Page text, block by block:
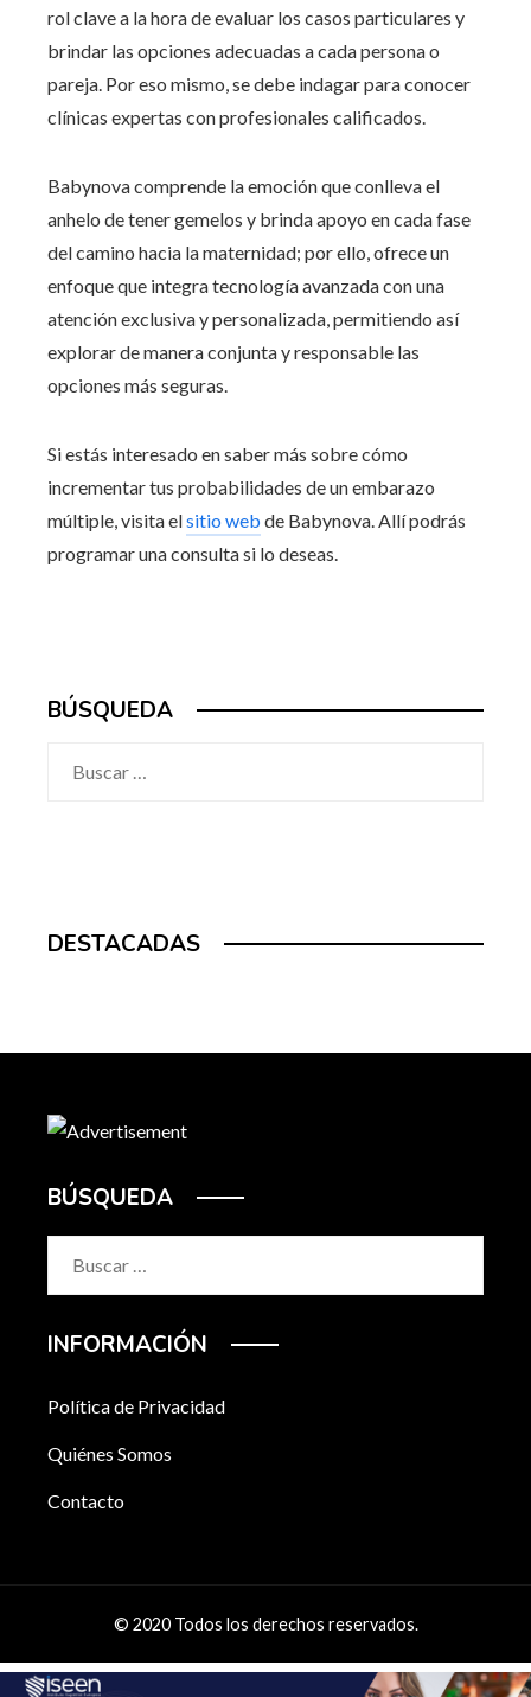
rol clave a la hora de evaluar los casos particulares y
brindar las opciones adecuadas a cada persona o
pareja. Por eso mismo, se debe indagar para conocer
clínicas expertas con profesionales calificados.
Babynova comprende la emoción que conlleva el
anhelo de tener gemelos y brinda apoyo en cada fase
del camino hacia la maternidad; por ello, ofrece un
enfoque que integra tecnología avanzada con una
atención exclusiva y personalizada, permitiendo así
explorar de manera conjunta y responsable las
opciones más seguras.
Si estás interesado en saber más sobre cómo
incrementar tus probabilidades de un embarazo
múltiple, visita elsitio web de Babynova. Allí podrás
programar una consulta si lo deseas.
BÚSQUEDA
DESTACADAS
BÚSQUEDA
INFORMACIÓN
Política de Privacidad
Quiénes Somos
Contacto
© 2020 Todos los derechos reservados.